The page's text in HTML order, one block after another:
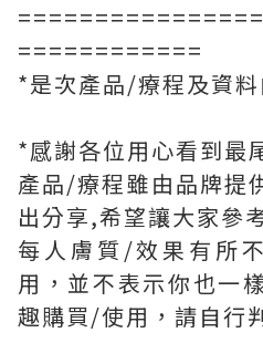
============
*是次產品/療程及資
*感謝各位用心看到最
產品/療程雖由品牌提
出分享,希望讓大家參
每人膚質/效果有所
用，並不表示你也一
趣購買/使用，請自行